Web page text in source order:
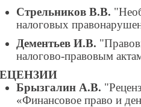
Стрельников В.В.
налоговых
Дементьев И.В.
налогово-правовым
Брызгалин А.В.
«Финансовое право и